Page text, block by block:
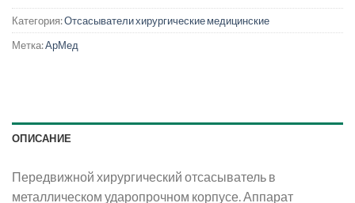
Категория:Отсасыватели хирургические медицинские
Метка:АрМед
ОПИСАНИЕ
Передвижной хирургический отсасыватель в
металлическом ударопрочном корпусе. Аппарат